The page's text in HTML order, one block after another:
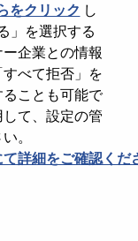
をクリック し
」を選択する
企業との情報
べて拒否」を
ことも可能で
て、設定の管
。
詳細をご確認くだ
にリンクを